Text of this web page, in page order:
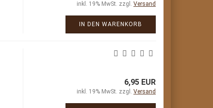
inkl. 19% MwSt. zzgl. Versand
IN DEN WARENKORB
6,95 EUR
inkl. 19% MwSt. zzgl. Versand